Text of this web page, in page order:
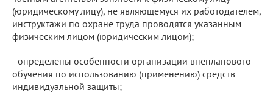
(юридическому лицу), не являющемуся их работодателем,
инструктажи по охране труда проводятся указанным
физическим лицом (юридическим лицом);
- определены особенности организации внепланового
обучения по использованию (применению) средств
индивидуальной защиты;